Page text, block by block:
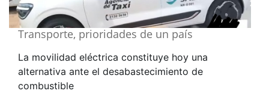
Transporte, prioridades de un país
La movilidad eléctrica constituye hoy una
alternativa ante el desabastecimiento de
combustible